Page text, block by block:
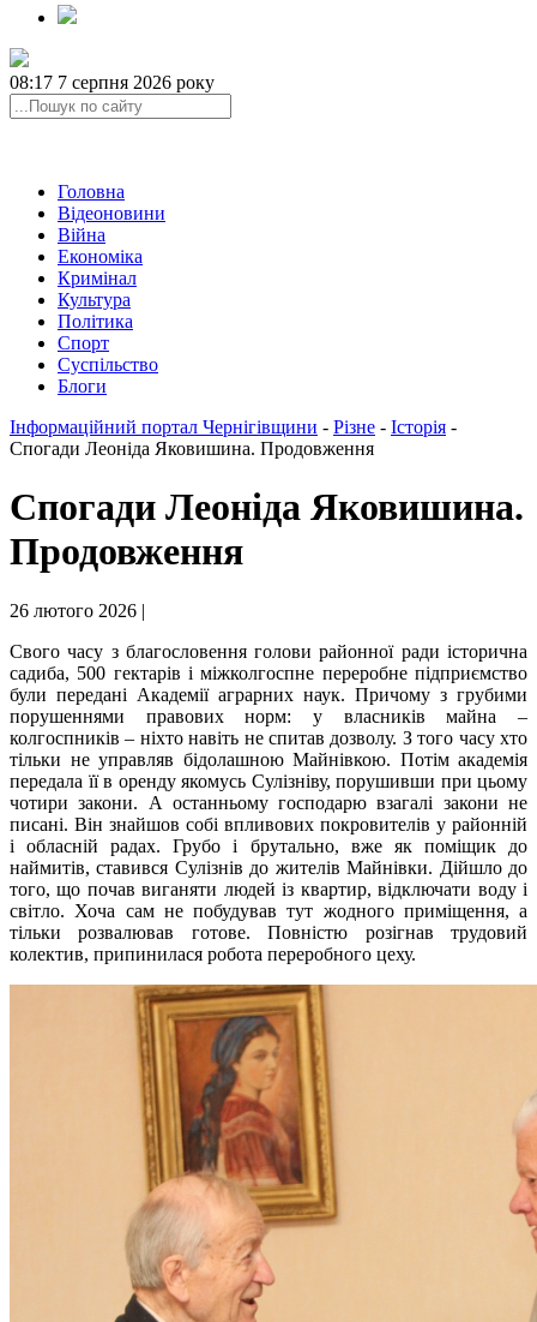
08:17 7 серпня 2026 року
Головна
Відеоновини
Війна
Економіка
Кримінал
Культура
Політика
Спорт
Суспільство
Блоги
Інформаційний портал Чернігівщини - Різне - Історія -
Спогади Леоніда Яковишина. Продовження
Спогади Леоніда Яковишина.
Продовження
26 лютого 2026 |
Свого часу з благословення голови районної ради історична
садиба, 500 гектарів і міжколгоспне переробне підприємство
були передані Академії аграрних наук. Причому з грубими
порушеннями правових норм: у власників майна –
колгоспників – ніхто навіть не спитав дозволу. З того часу хто
тільки не управляв бідолашною Майнівкою. Потім академія
передала її в оренду якомусь Сулізніву, порушивши при цьому
чотири закони. А останньому господарю взагалі закони не
писані. Він знайшов собі впливових покровителів у районній
і обласній радах. Грубо і брутально, вже як поміщик до
наймитів, ставився Сулізнів до жителів Майнівки. Дійшло до
того, що почав виганяти людей із квартир, відключати воду і
світло. Хоча сам не побудував тут жодного приміщення, а
тільки розвалював готове. Повністю розігнав трудовий
колектив, припинилася робота переробного цеху.